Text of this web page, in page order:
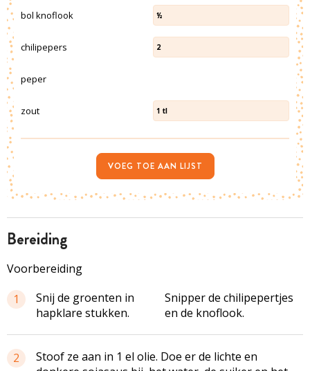
bereiding
Voorbereiding
1
Snij de groenten in
hapklare stukken.
Snipper de chilipepertjes
en de knoflook.
2
Stoof ze aan in 1 el olie. Doe er de lichte en
bol knoflook ½
chilipepers 2
peper
zout 1 tl
VOEG TOE AAN LIJST